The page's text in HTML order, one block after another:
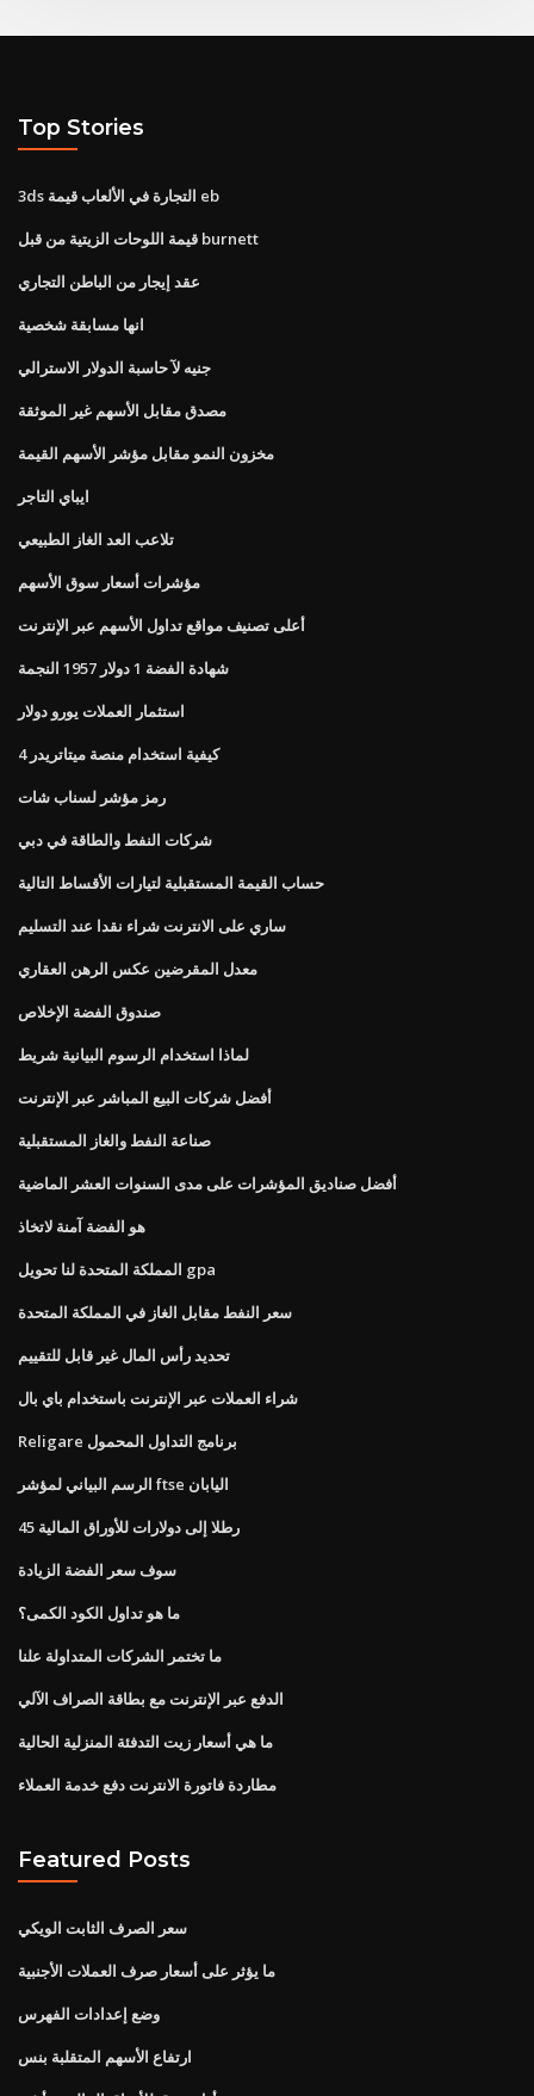
Top Stories
3ds التجارة في الألعاب قيمة eb
قيمة اللوحات الزيتية من قبل burnett
عقد إيجار من الباطن التجاري
انها مسابقة شخصية
جنيه لآ حاسبة الدولار الاسترالي
مصدق مقابل الأسهم غير الموثقة
مخزون النمو مقابل مؤشر الأسهم القيمة
ايباي التاجر
تلاعب العد الغاز الطبيعي
مؤشرات أسعار سوق الأسهم
أعلى تصنيف مواقع تداول الأسهم عبر الإنترنت
شهادة الفضة 1 دولار 1957 النجمة
استثمار العملات يورو دولار
كيفية استخدام منصة ميتاتريدر 4
رمز مؤشر لسناب شات
شركات النفط والطاقة في دبي
حساب القيمة المستقبلية لتيارات الأقساط التالية
ساري على الانترنت شراء نقدا عند التسليم
معدل المقرضين عكس الرهن العقاري
صندوق الفضة الإخلاص
لماذا استخدام الرسوم البيانية شريط
أفضل شركات البيع المباشر عبر الإنترنت
صناعة النفط والغاز المستقبلية
أفضل صناديق المؤشرات على مدى السنوات العشر الماضية
هو الفضة آمنة لاتخاذ
المملكة المتحدة لنا تحويل gpa
سعر النفط مقابل الغاز في المملكة المتحدة
تحديد رأس المال غير قابل للتقييم
شراء العملات عبر الإنترنت باستخدام باي بال
Religare برنامج التداول المحمول
الرسم البياني لمؤشر ftse اليابان
45 رطلا إلى دولارات للأوراق المالية
سوف سعر الفضة الزيادة
ما هو تداول الكود الكمى؟
ما تختمر الشركات المتداولة علنا
الدفع عبر الإنترنت مع بطاقة الصراف الآلي
ما هي أسعار زيت التدفئة المنزلية الحالية
مطاردة فاتورة الانترنت دفع خدمة العملاء
Featured Posts
سعر الصرف الثابت الويكي
ما يؤثر على أسعار صرف العملات الأجنبية
وضع إعدادات الفهرس
ارتفاع الأسهم المتقلبة بنس